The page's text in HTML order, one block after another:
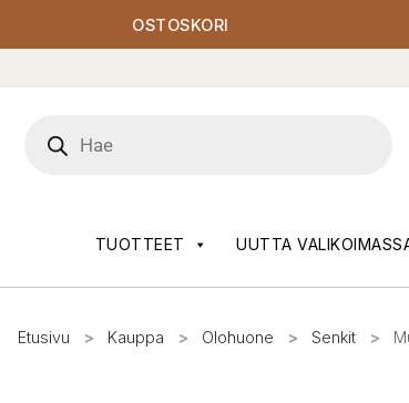
OSTOSKORI
search
TUOTTEET UUTTA
Etusivu > Kauppa > Olohuone > Senkit >